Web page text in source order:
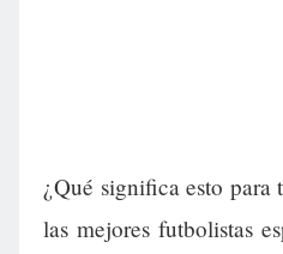
¿Qué significa esto para
las mejores futbolistas